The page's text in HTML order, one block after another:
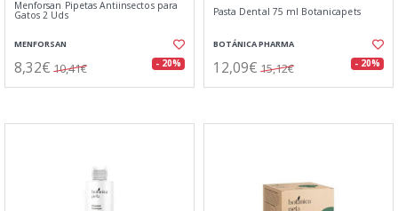
Menforsan Pipetas Antiinsectos para
Gatos 2 Uds
MENFORSAN
8,32€ 10,41€ - 20%
Pasta Dental 75 ml Botanicapets
BOTÁNICA PHARMA
12,09€ 15,12€ - 20%